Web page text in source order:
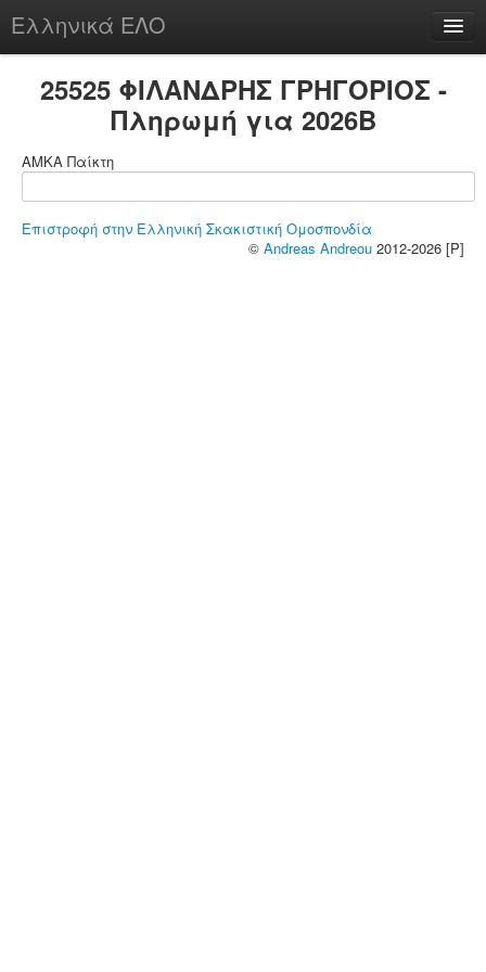
Ελληνικά ΕΛΟ
chesstu.be @ discord
25525 ΦΙΛΑΝΔΡΗΣ ΓΡΗΓΟΡΙΟΣ -
Πληρωμή για 2026B
ΑΜΚΑ Παίκτη
Επιστροφή στην Ελληνική Σκακιστική Ομοσπονδία
© Andreas Andreou 2012-2026 [P]